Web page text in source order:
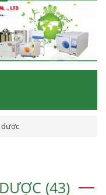
dược
(43)